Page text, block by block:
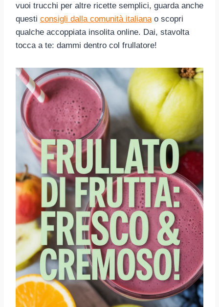
vuoi trucchi per altre ricette semplici, guarda anche
questi consigli dalla comunità italiana o scopri
qualche accoppiata insolita online. Dai, stavolta
tocca a te: dammi dentro col frullatore!